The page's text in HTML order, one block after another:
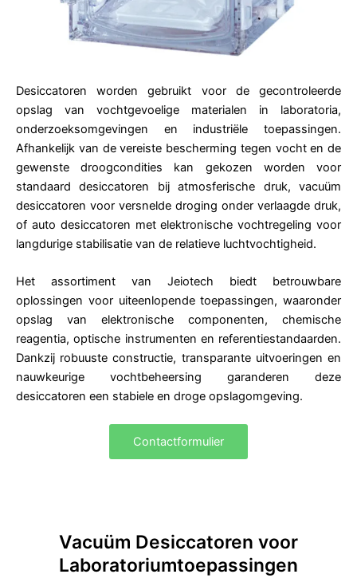
Desiccatoren worden gebruikt voor de gecontroleerde
opslag van vochtgevoelige materialen in laboratoria,
onderzoeksomgevingen en industriële toepassingen.
Afhankelijk van de vereiste bescherming tegen vocht en de
gewenste droogcondities kan gekozen worden voor
standaard desiccatoren bij atmosferische druk, vacuüm
desiccatoren voor versnelde droging onder verlaagde druk,
of auto desiccatoren met elektronische vochtregeling voor
langdurige stabilisatie van de relatieve luchtvochtigheid.
Het assortiment van Jeiotech biedt betrouwbare
oplossingen voor uiteenlopende toepassingen, waaronder
opslag van elektronische componenten, chemische
reagentia, optische instrumenten en referentiestandaarden.
Dankzij robuuste constructie, transparante uitvoeringen en
nauwkeurige vochtbeheersing garanderen deze
desiccatoren een stabiele en droge opslagomgeving.
Contactformulier
Vacuüm Desiccatoren voor
Laboratoriumtoepassingen